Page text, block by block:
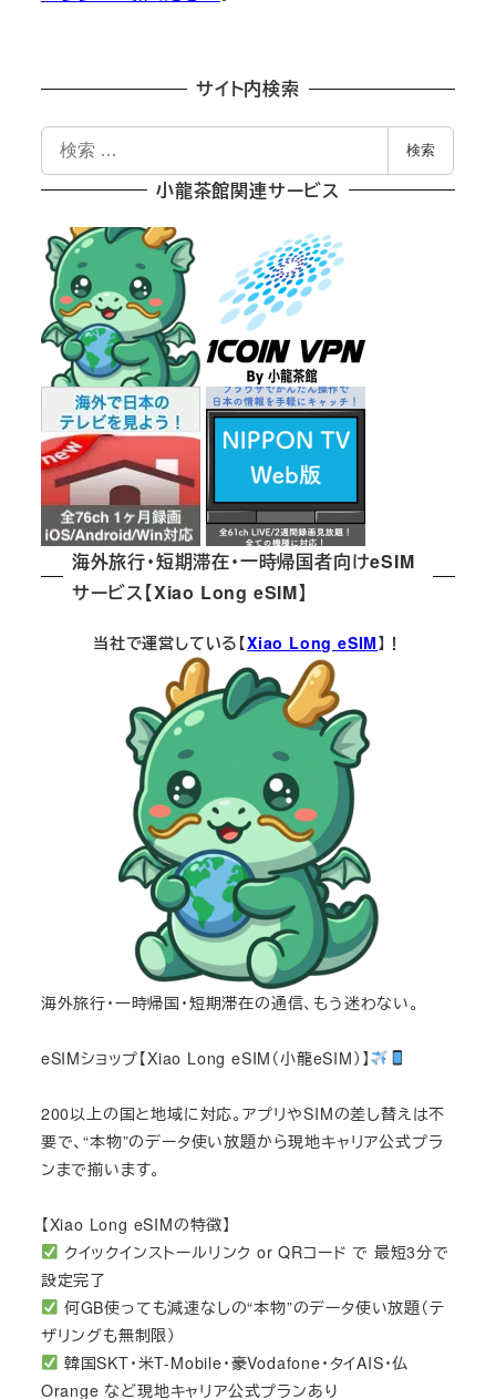
サイト内検索
検
索
検索
小龍茶館関連サービス
海外旅行・短期滞在・一時帰国者向けeSIM
サービス【Xiao Long eSIM】
当社で運営している【Xiao Long eSIM】！
海外旅行・一時帰国・短期滞在の通信、もう迷わない。
eSIMショップ【Xiao Long eSIM（小龍eSIM）】
200以上の国と地域に対応。アプリやSIMの差し替えは不
要で、“本物”のデータ使い放題から現地キャリア公式プラ
ンまで揃います。
【Xiao Long eSIMの特徴】
クイックインストールリンク or QRコード で 最短3分で
設定完了
何GB使っても減速なしの“本物”のデータ使い放題（テ
ザリングも無制限）
韓国SKT・米T-Mobile・豪Vodafone・タイAIS・仏
Orange など現地キャリア公式プランあり